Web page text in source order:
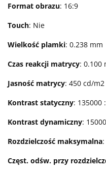
Format obrazu: 16:9
Touch: Nie
Wielkość plamki: 0.238 mm
Czas reakcji matrycy: 0.100
Jasność matrycy: 450 cd/m2
Kontrast statyczny: 135000
Kontrast dynamiczny:
Rozdzielczość maksymalna
Częst. odśw. przy